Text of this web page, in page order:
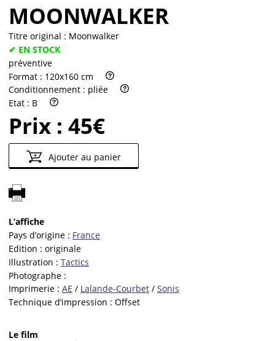
MOONWALKER
Titre original : Moonwalker
✔ EN STOCK
préventive
Format : 120x160 cm
Conditionnement : pliée
Etat : B
Prix : 45€
Ajouter au panier
L’affiche
Pays d’origine : France
Edition : originale
Illustration : Tactics
Photographe :
Imprimerie : AE / Lalande-Courbet / Sonis
Technique d’impression : Offset
Le film